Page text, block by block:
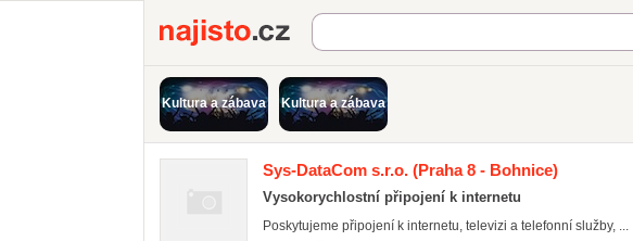
Najisto.cz
Kultura a zábava Kultura a zábava
Sys-DataCom s.r.o. (Praha 8 - Bohnice)
Vysokorychlostní připojení k internetu
Poskytujeme připojení k internetu, televizi a telefonní služby, ...